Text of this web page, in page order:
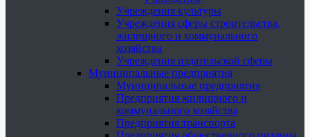
Учреждения культуры
Учреждения сферы строительства,
жилищного и коммунального
хозяйства
Учреждения издательской сферы
Муниципальные предприятия
Муниципальные предприятия
Предприятия жилищного и
коммунального хозяйства
Предприятия транспорта